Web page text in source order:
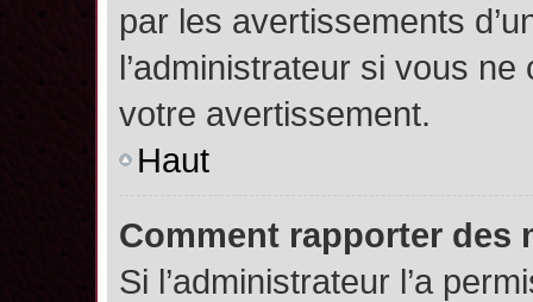
par les avertissements
l’administrateur si vous
votre avertissement.
Haut
Comment rapporter des
Si l’administrateur l’a